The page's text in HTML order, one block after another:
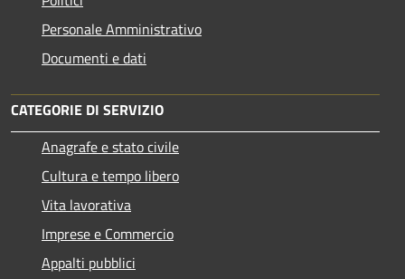
Personale Amministrativo
Documenti e dati
CATEGORIE DI SERVIZIO
Anagrafe e stato civile
Cultura e tempo libero
Vita lavorativa
Imprese e Commercio
Appalti pubblici